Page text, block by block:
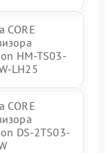
CORE
HM-TS03-
LH25
CORE
DS-2TS03-